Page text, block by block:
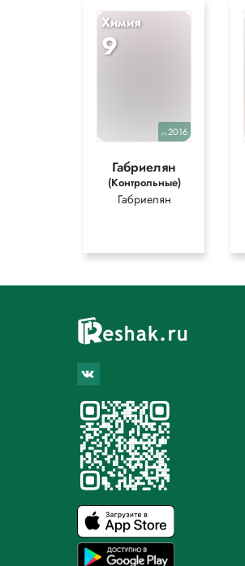
Химия
9
уч.2016
Габриелян
(Контрольные)
Габриелян